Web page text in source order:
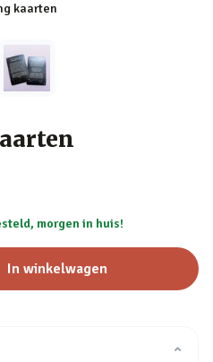
kaarten
morgen in huis!
In winkelwagen
⌄